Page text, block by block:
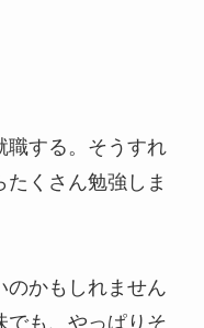
職する。そうすれ
くさん勉強しま
のかもしれません
でも、やっぱりそ